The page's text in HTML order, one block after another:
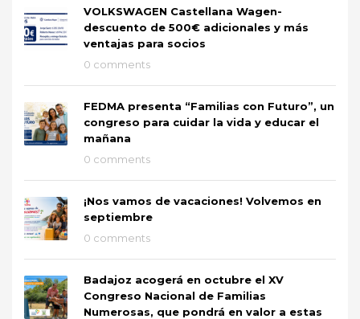
VOLKSWAGEN Castellana Wagen-
descuento de 500€ adicionales y más
ventajas para socios
0 comments
FEDMA presenta “Familias con Futuro”, un
congreso para cuidar la vida y educar el
mañana
0 comments
¡Nos vamos de vacaciones! Volvemos en
septiembre
0 comments
Badajoz acogerá en octubre el XV
Congreso Nacional de Familias
Numerosas, que pondrá en valor a estas